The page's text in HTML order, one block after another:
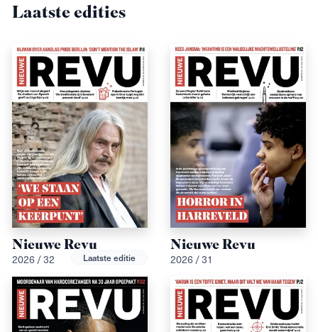
Laatste edities
Nieuwe Revu
2026 / 32 Laatste editie
Nieuwe Revu
2026 / 31